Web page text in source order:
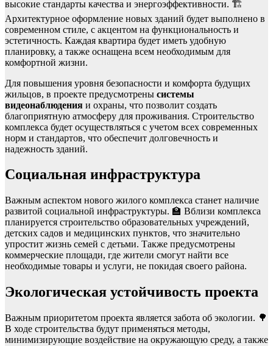
высокие стандарты качества и энергоэффективности. 🏗️
Архитектурное оформление новых зданий будет выполнено в
современном стиле, с акцентом на функциональность и
эстетичность. Каждая квартира будет иметь удобную
планировку, а также оснащена всем необходимым для
комфортной жизни.
Для повышения уровня безопасности и комфорта будущих
жильцов, в проекте предусмотрены системы
видеонаблюдения и охраны, что позволит создать
благоприятную атмосферу для проживания. Строительство
комплекса будет осуществляться с учетом всех современных
норм и стандартов, что обеспечит долговечность и
надежность зданий.
Социальная инфраструктура
Важным аспектом нового жилого комплекса станет наличие
развитой социальной инфраструктуры. 🏫 Вблизи комплекса
планируется строительство образовательных учреждений,
детских садов и медицинских пунктов, что значительно
упростит жизнь семей с детьми. Также предусмотрены
коммерческие площади, где жители смогут найти все
необходимые товары и услуги, не покидая своего района.
Экологическая устойчивость проекта
Важным приоритетом проекта является забота об экологии. 🌳
В ходе строительства будут применяться методы,
минимизирующие воздействие на окружающую среду, а также